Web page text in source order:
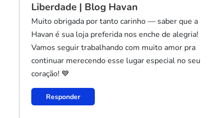
Liberdade | Blog Havan
Muito obrigada por tanto carinho — saber que a
Havan é sua loja preferida nos enche de alegria!
Vamos seguir trabalhando com muito amor pra
continuar merecendo esse lugar especial no seu
coração! 💙
Responder